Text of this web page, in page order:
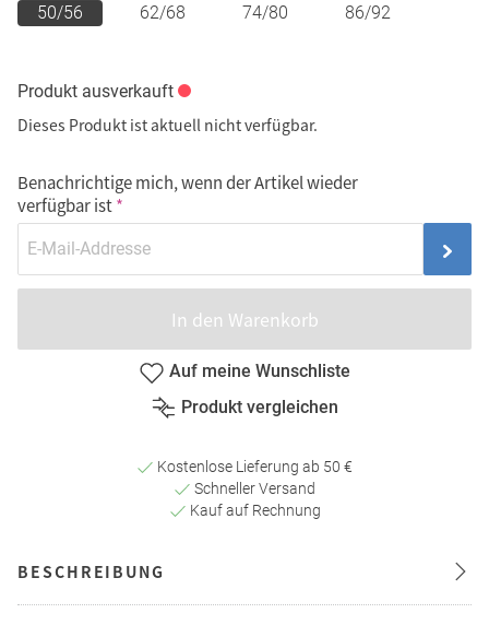
50/56 62/68 74/80 86/92
Produkt ausverkauft
Dieses Produkt ist aktuell nicht verfügbar.
Benachrichtige mich, wenn der Artikel wieder
verfügbar ist
In den Warenkorb
Auf meine Wunschliste
Produkt vergleichen
Kostenlose Lieferung ab 50 €
Schneller Versand
Kauf auf Rechnung
BESCHREIBUNG